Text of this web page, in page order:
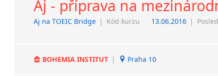
Aj - příprava na
Aj na TOEIC Bridge | Kód kurzu 13.06.2016 |
BOHEMIA INSTITUT | Praha 10